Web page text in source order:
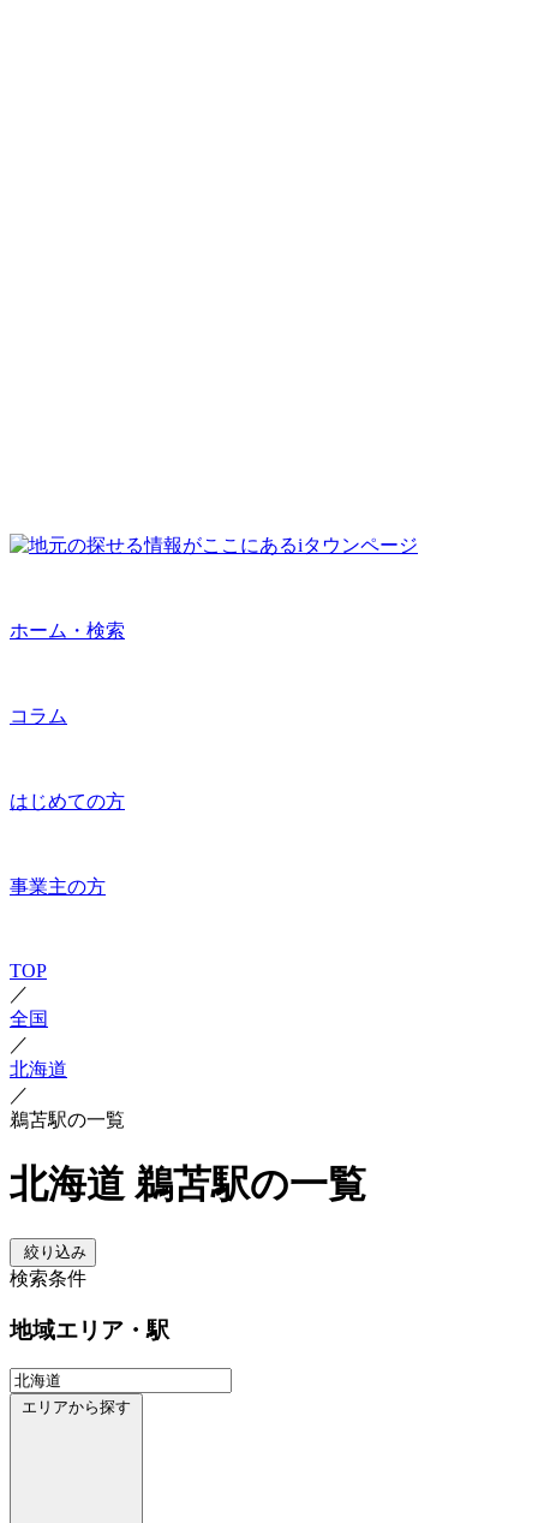
ホーム・検索
コラム
はじめての方
事業主の方
TOP
／
全国
／
北海道
／
鵜苫駅の一覧
北海道 鵜苫駅の一覧
絞り込み
検索条件
地域エリア・駅
エリアから探す